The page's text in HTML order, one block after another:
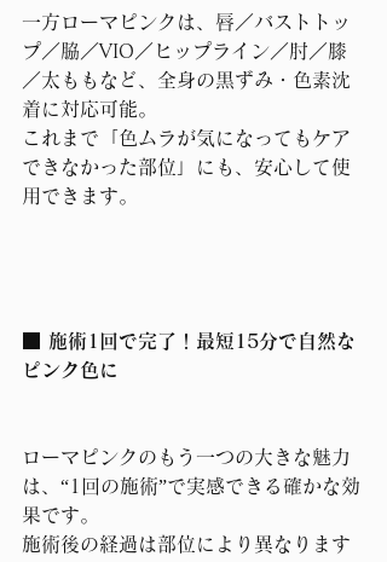
一方ローマピンクは、唇／バストトッ
プ／脇／VIO／ヒップライン／肘／膝
／太ももなど、全身の黒ずみ・色素沈
着に対応可能。
これまで「色ムラが気になってもケア
できなかった部位」にも、安心して使
用できます。
■ 施術1回で完了！最短15分で自然な
ピンク色に
ローマピンクのもう一つの大きな魅力
は、“1回の施術”で実感できる確かな効
果です。
施術後の経過は部位により異なります